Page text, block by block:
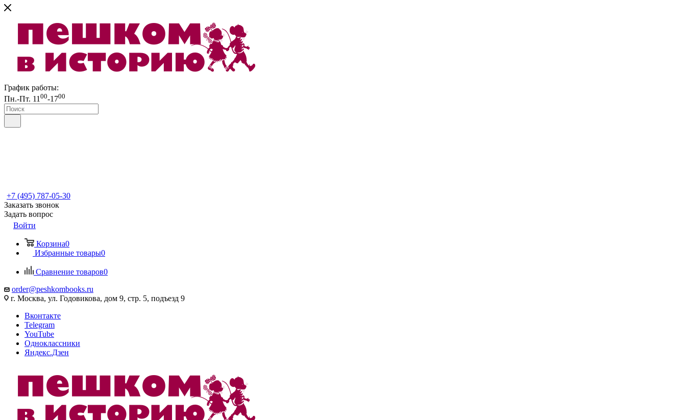
График работы:
Пн.-Пт. 11 00-1700
+7 (495) 787-05-30
Заказать звонок
Задать вопрос
Войти
Корзина0
Избранные товары0
Сравнение товаров0
order@peshkombooks.ru
г. Москва, ул. Годовикова, дом 9, стр. 5, подъезд 9
Вконтакте
Telegram
YouTube
Одноклассники
Яндекс.Дзен